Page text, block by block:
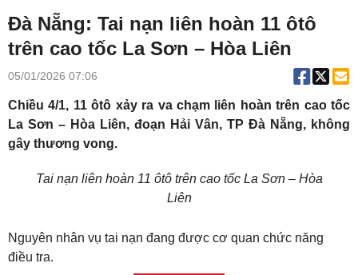
Đà Nẵng: Tai nạn liên hoàn 11 ôtô
trên cao tốc La Sơn – Hòa Liên
05/01/2026 07:06
Chiều 4/1, 11 ôtô xảy ra va chạm liên hoàn trên cao tốc
La Sơn – Hòa Liên, đoạn Hải Vân, TP Đà Nẵng, không
gây thương vong.
Tai nạn liên hoàn 11 ôtô trên cao tốc La Sơn – Hòa
Liên
Nguyên nhân vụ tai nạn đang được cơ quan chức năng
điều tra.